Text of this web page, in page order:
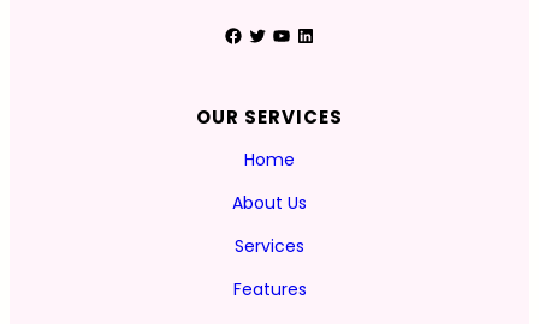
Facebook Twitter YouTube LinkedIn
OUR SERVICES
Home
About Us
Services
Features